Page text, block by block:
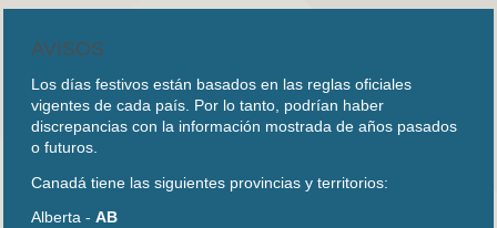
AVISOS
Los días festivos están basados en las reglas oficiales
vigentes de cada país. Por lo tanto, podrían haber
discrepancias con la información mostrada de años pasados
o futuros.
Canadá tiene las siguientes provincias y territorios:
Alberta - AB